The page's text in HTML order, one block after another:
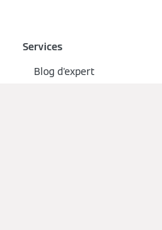
Services
Blog d'expert